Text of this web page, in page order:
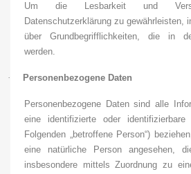
Um die Lesbarkeit und
Datenschutzerklärung zu gewährleisten,
über Grundbegrifflichkeiten, die in
werden.
· Personenbezogene Daten
Personenbezogene Daten sind alle
eine identifizierte oder
Folgenden „betroffene Person“)
eine natürliche Person angesehen,
insbesondere mittels Zuordnung zu